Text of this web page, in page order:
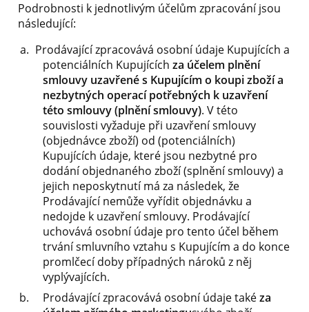
Podrobnosti k jednotlivým účelům zpracování jsou
následující:
Prodávající zpracovává osobní údaje Kupujících a
potenciálních Kupujících za účelem plnění
smlouvy uzavřené s Kupujícím o koupi zboží a
nezbytných operací potřebných k uzavření
této smlouvy (plnění smlouvy). V této
souvislosti vyžaduje při uzavření smlouvy
(objednávce zboží) od (potenciálních)
Kupujících údaje, které jsou nezbytné pro
dodání objednaného zboží (splnění smlouvy) a
jejich neposkytnutí má za následek, že
Prodávající nemůže vyřídit objednávku a
nedojde k uzavření smlouvy. Prodávající
uchovává osobní údaje pro tento účel během
trvání smluvního vztahu s Kupujícím a do konce
promlčecí doby případných nároků z něj
vyplývajících.
Prodávající zpracovává osobní údaje takéza